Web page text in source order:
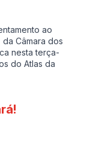
ao
Câmara dos
nesta terça-
do Atlas da